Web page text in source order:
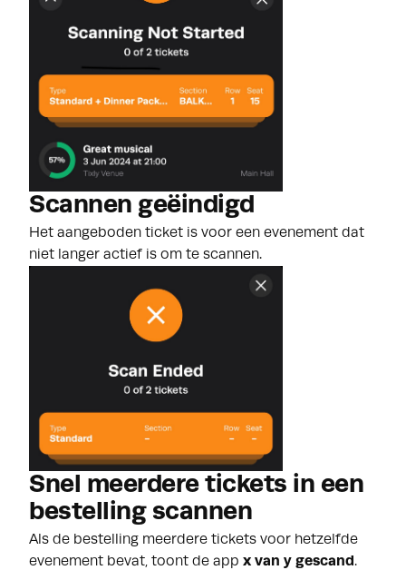
Scannen geëindigd
Het aangeboden ticket is voor een evenement dat
niet langer actief is om te scannen.
Snel meerdere tickets in een
bestelling scannen
Als de bestelling meerdere tickets voor hetzelfde
evenement bevat, toont de app x van y gescand.